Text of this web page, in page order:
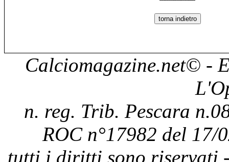
Calciomagazine.net© -
n. reg. Trib. Pescara
ROC n°17982 del 17/
tutti i diritti sono riservati